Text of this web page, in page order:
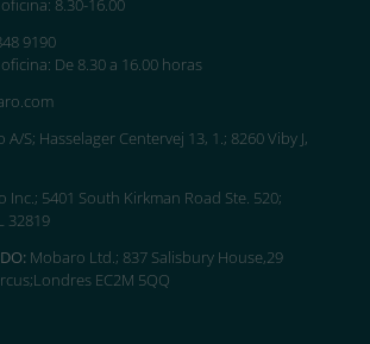
8.30-16.00
9190
De 8.30 a 16.00 horas
A/S; Hasselager Centervej 13, 1.; 8260 Viby J,
Inc.; 5401 South Kirkman Road Ste. 520;
32819
Mobaro Ltd.; 837 Salisbury House,29
EC2M 5QQ